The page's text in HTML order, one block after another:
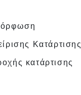
Κατάρτισης
κατάρτισης